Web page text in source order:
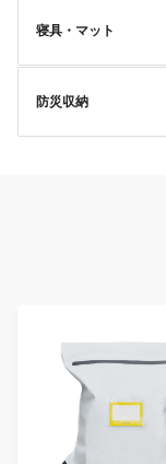
寝具・マット
防災収納